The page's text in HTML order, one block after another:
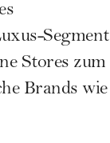
Segment
Stores zum
Brands wie